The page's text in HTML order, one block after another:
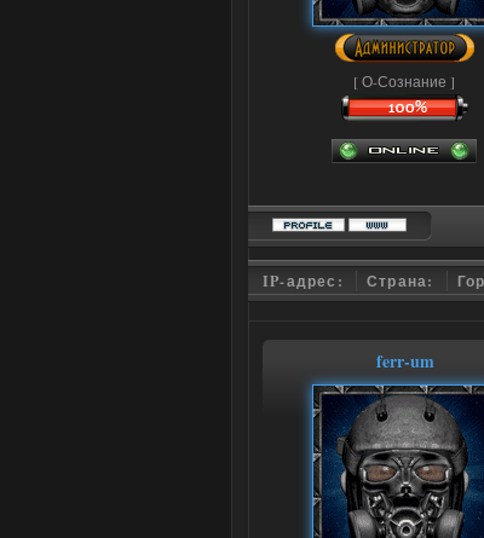
[ О-Сознание ]
IP-адрес: Страна:
ferr-um